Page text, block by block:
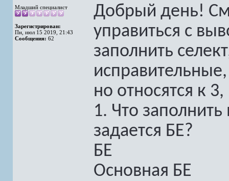
Младший специалист
Зарегистрирован:
Пн, июл 15 2019, 21:43
Сообщения: 62
Добрый день!
управиться с
заполнить
но относятся к
1. Что
задается БЕ?
БЕ
Основная БЕ